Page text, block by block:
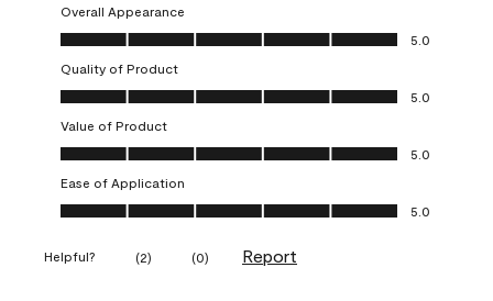
Overall Appearance
Overall Appearance, 5.0 out of 5
5.0
Quality of Product
Quality of Product, 5.0 out of 5
5.0
Value of Product
Value of Product, 5.0 out of 5
5.0
Ease of Application
Ease of Application, 5.0 out of 5
5.0
Helpful? (2) (0) Report